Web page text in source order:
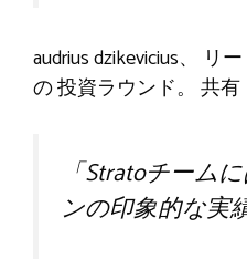
audrius dzikevicius、
リ
の投資ラウンド。 共有
「Stratoチーム
ンの印象的な実